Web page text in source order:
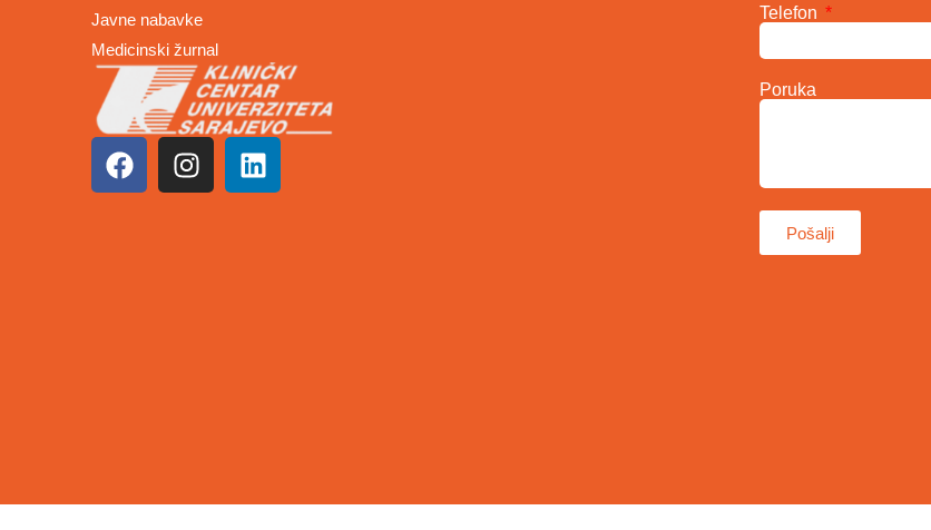
Javne nabavke
Medicinski žurnal
Telefon
Poruka
Pošalji